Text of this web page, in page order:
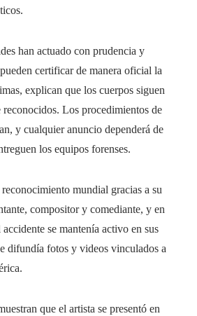
han actuado con prudencia y
certificar de manera oficial la
explican que los cuerpos siguen
reconocidos. Los procedimientos de
y cualquier anuncio dependerá de
los equipos forenses.
mundial gracias a su
compositor y comediante, y en
se mantenía activo en sus
difundía fotos y videos vinculados a
que el artista se presentó en